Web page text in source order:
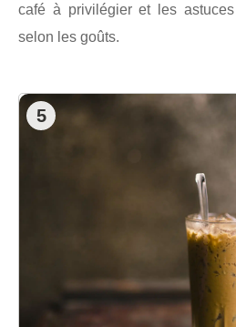
café à privilégier et les
selon les goûts.
5